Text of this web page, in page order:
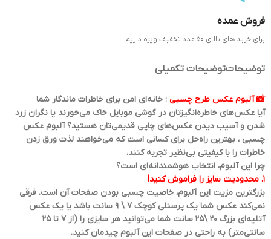
فروش عمده
برای خرید های بالای 50 عدد تخفیف ویژه داریم
توضیحاتتوضیحات تکمیلی
📸 آلبوم عکس طرح چسبی ؛ خانه‌ای امن برای خاطرات ماندگار شما
آیا عکس‌های خاطره‌انگیزتان در گوشی موبایل خاک می‌خورند یا نگران زرد
شدن و آسیب دیدن عکس‌های چاپی قدیمی‌تان هستید؟ آلبوم عکس
چسبی ، بهترین راه‌حل برای کسانی است که می‌خواهند لذت ورق زدن
خاطرات را با کیفیتی بی‌نظیر تجربه کنند.
چرا این آلبوم، انتخاب هوشمندانه‌ای است؟
۱. محدودیت سایز را فراموش کنید!
بزرگترین مزیت این آلبوم، خاصیت چسبی بودن صفحات آن است. فرقی
نمی‌کند عکس شما یک پرسنلی کوچک 7 \ 9 سانت باشد یا یک عکس
آتلیه‌ای بزرگ 20 \25 سانت شما می‌توانید هر سایزی را (از ۷ تا ۲۵
سانتی‌متر) به راحتی در صفحات این آلبوم چیدمان کنید.